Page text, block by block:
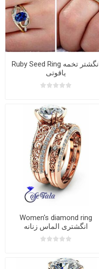
Ruby Seed Ring انگشتر تخمه
یاقوتی
Women's diamond ring
انگشتری الماس زنانه